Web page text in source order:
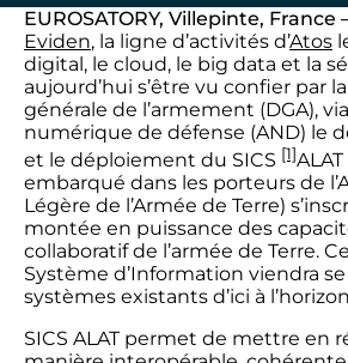
EUROSATORY, Villepinte, France
Eviden, la ligne d’activités d’Atos
digital, le cloud, le big data et la
aujourd’hui s’être vu confier par
générale de l’armement (DGA),
numérique de défense (AND) le
et le déploiement du SICS [1]ALAT
embarqué dans les porteurs de
Légère de l’Armée de Terre)
montée en puissance des
collaboratif de l’armée de Terre.
Système d’Information viendra
systèmes existants d’ici à
SICS ALAT permet de mettre en